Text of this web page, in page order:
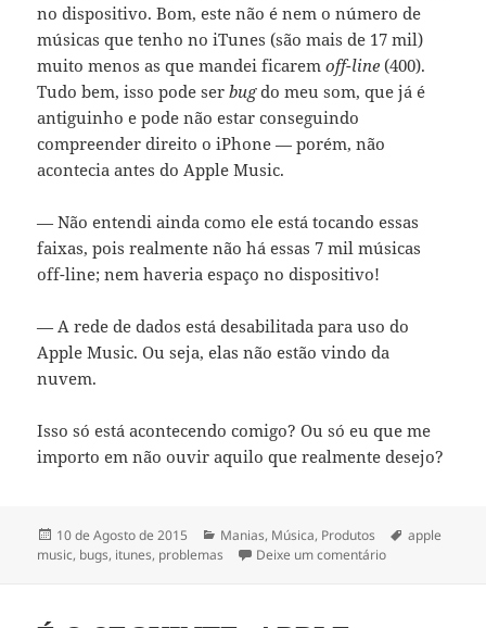
no dispositivo. Bom, este não é nem o número de
músicas que tenho no iTunes (são mais de 17 mil)
muito menos as que mandei ficaremoff-line (400).
Tudo bem, isso pode serbugdo meu som, que já é
antiguinho e pode não estar conseguindo
compreender direito o iPhone — porém, não
acontecia antes do Apple Music.
— Não entendi ainda como ele está tocando essas
faixas, pois realmente não há essas 7 mil músicas
off-line; nem haveria espaço no dispositivo!
— A rede de dados está desabilitada para uso do
Apple Music. Ou seja, elas não estão vindo da
nuvem.
Isso só está acontecendo comigo? Ou só eu que me
importo em não ouvir aquilo que realmente desejo?
Publicado
a
10 de Agosto de 2015 Categorias
Manias, Música, Produtos Etiquetas
apple
music, bugs, itunes, problemas Deixe um comentáriosobre Apple